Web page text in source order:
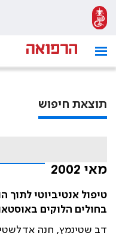
תוצאת חיפוש
מאי 2002
טיפול אנטיביוטי לתוך
בחולים הלוקים
דב שטינמץ, חנה